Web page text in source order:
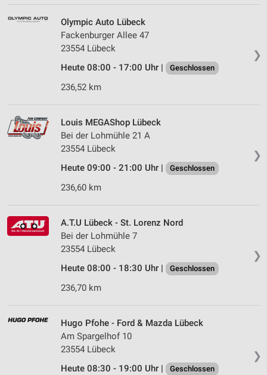
❯
Olympic Auto Lübeck
Fackenburger Allee 47
23554 Lübeck
Heute 08:00 - 17:00 Uhr |
Geschlossen
236,52 km
❯
Louis MEGAShop Lübeck
Bei der Lohmühle 21 A
23554 Lübeck
Heute 09:00 - 21:00 Uhr |
Geschlossen
236,60 km
❯
A.T.U Lübeck - St. Lorenz Nord
Bei der Lohmühle 7
23554 Lübeck
Heute 08:00 - 18:30 Uhr |
Geschlossen
236,70 km
❯
Hugo Pfohe - Ford & Mazda Lübeck
Am Spargelhof 10
23554 Lübeck
Heute 08:30 - 19:00 Uhr |
Geschlossen